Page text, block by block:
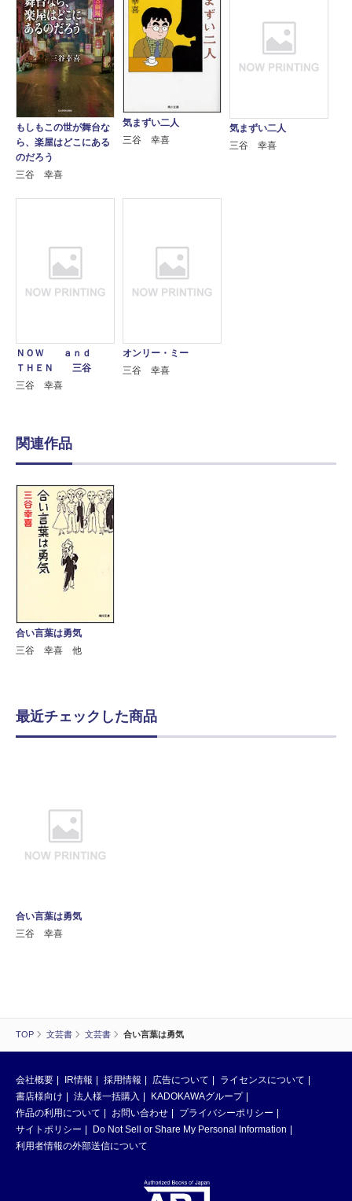
TOP 文芸書 文芸書 合い言葉は勇気
もしもこの世が舞台な
ら、楽屋はどこにある
のだろう
三谷 幸喜
気まずい二人
三谷 幸喜
気まずい二人
三谷 幸喜
ＮＯＷ ａｎｄ
ＴＨＥＮ 三谷
三谷 幸喜
オンリー・ミー
三谷 幸喜
関連作品
合い言葉は勇気
三谷 幸喜 他
最近チェックした商品
合い言葉は勇気
三谷 幸喜
会社概要 IR情報 採用情報 広告について
ライセンスについて
書店様向け
法人様一括購入
KADOKAWAグループ
作品の利用について
お問い合わせ
プライバシーポリシー
サイトポリシー
Do Not Sell or Share My Personal Information
利用者情報の外部送信について